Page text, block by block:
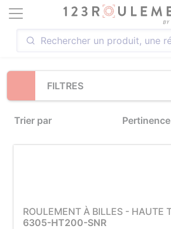
FILTRES
Trier par Pertinence
Loading...
ROULEMENT À BILLES - HAUTE
6305-HT200-SNR